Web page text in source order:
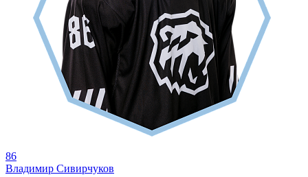
86
Владимир Сивирчуков